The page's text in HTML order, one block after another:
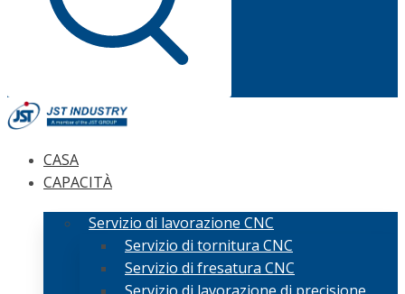
CASA
CAPACITÀ
Servizio di lavorazione CNC
Servizio di tornitura CNC
Servizio di fresatura CNC